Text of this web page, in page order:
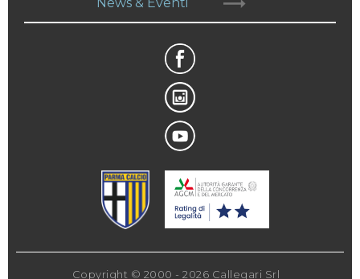
Copyright © 2000 - 2026 Callegari Srl